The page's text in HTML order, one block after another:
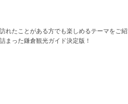
れたことがある方でも楽しめるテーマをご紹
まった鎌倉観光ガイド決定版！